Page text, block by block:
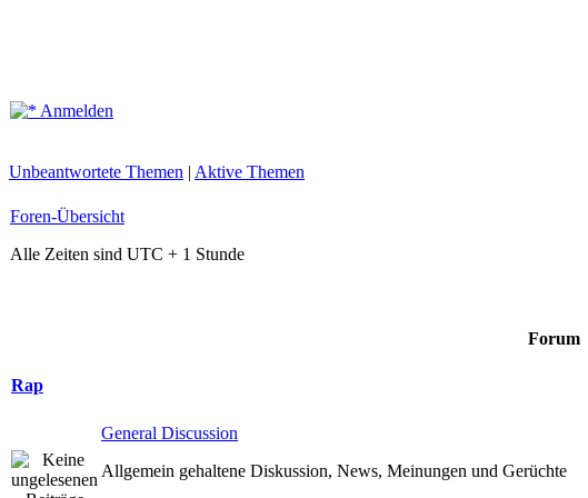
Anmelden
Unbeantwortete Themen | Aktive Themen
Foren-Übersicht
Alle Zeiten sind UTC + 1 Stunde
Forum
Rap
General Discussion
Allgemein gehaltene Diskussion, News, Meinungen und Gerüchte